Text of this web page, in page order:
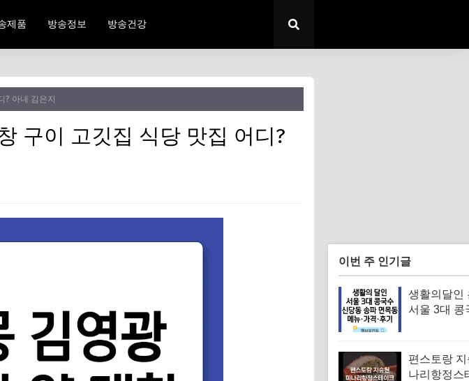
제품 방송정보 방송건강
? 아내 김은지
구이 고깃집 식당 맛집 어디?
이번 주 인기글
생활의달인
서울 3대 콩
메뉴·가격·
편스토랑
나리항정스